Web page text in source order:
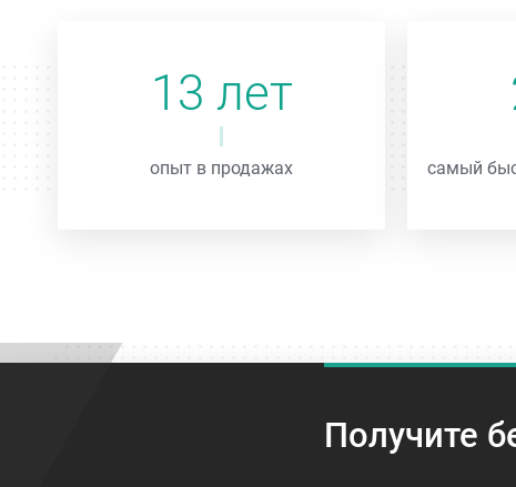
13 лет
опыт в продажах самый
Получите